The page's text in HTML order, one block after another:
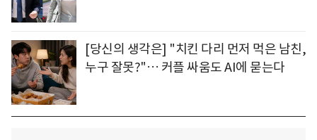
[당신의 생각은] "치킨 다리 먼저 먹은 남친,
누구 잘못?"… 커플 싸움도 AI에 묻는다